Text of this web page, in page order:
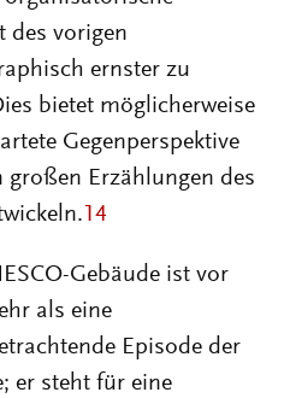
des vorigen
ernster zu
bietet möglicherweise
Gegenperspektive
Erzählungen des
14
Gebäude ist vor
als eine
Episode der
er steht für eine